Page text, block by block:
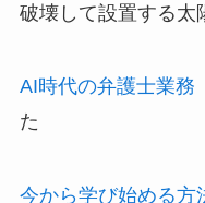
破壊して設置する太
AI時代の弁護士業務
た
今から学び始める方